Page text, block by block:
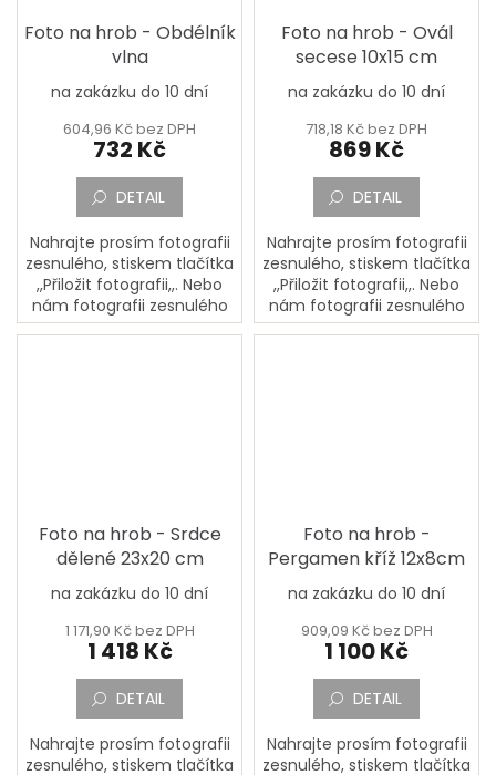
Foto na hrob - Obdélník
vlna
na zakázku do 10 dní
604,96 Kč bez DPH
732 Kč
DETAIL
Nahrajte prosím fotografii
zesnulého, stiskem tlačítka
,,Přiložit fotografii,,. Nebo
nám fotografii zesnulého
pošlete poštou na adresu:
Foto na hrob - Ovál
secese 10x15 cm
na zakázku do 10 dní
718,18 Kč bez DPH
869 Kč
DETAIL
Nahrajte prosím fotografii
zesnulého, stiskem tlačítka
,,Přiložit fotografii,,. Nebo
nám fotografii zesnulého
pošlete poštou na adresu:
Foto na hrob - Srdce
dělené 23x20 cm
na zakázku do 10 dní
1 171,90 Kč bez DPH
1 418 Kč
DETAIL
Nahrajte prosím fotografii
zesnulého, stiskem tlačítka
Foto na hrob -
Pergamen kříž 12x8cm
na zakázku do 10 dní
909,09 Kč bez DPH
1 100 Kč
DETAIL
Nahrajte prosím fotografii
zesnulého, stiskem tlačítka